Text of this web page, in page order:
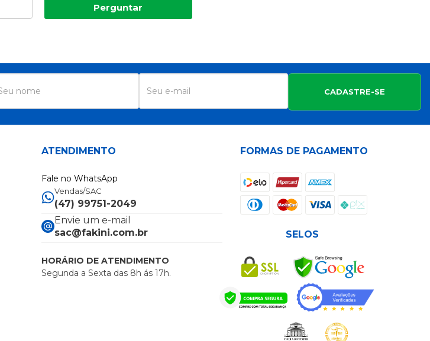
Perguntar
CADASTRE-SE
ATENDIMENTO
Fale no WhatsApp
Vendas/SAC
(47) 99751-2049
Envie um e-mail
sac@fakini.com.br
HORÁRIO DE ATENDIMENTO
Segunda a Sexta das 8h ás 17h.
FORMAS DE PAGAMENTO
SELOS